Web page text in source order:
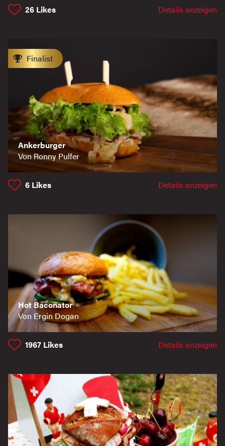
26 Likes Details anzeigen
Ankerburger
Von Ronny Pulfer
Finalist
6 Likes Details anzeigen
Hot Baconator
Von Ergin Dogan
1967 Likes Details anzeigen